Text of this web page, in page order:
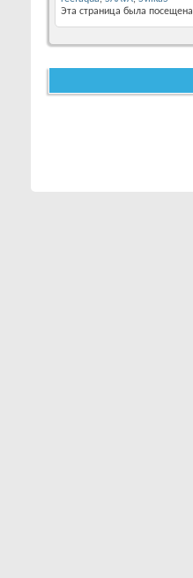
Эта страница была посещена